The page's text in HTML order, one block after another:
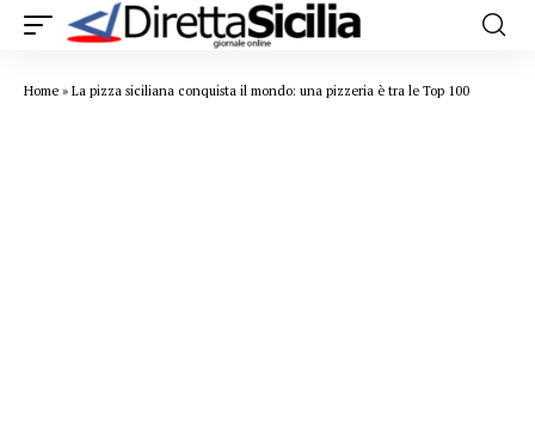
Home » La pizza siciliana conquista il mondo: una pizzeria è tra le Top 100